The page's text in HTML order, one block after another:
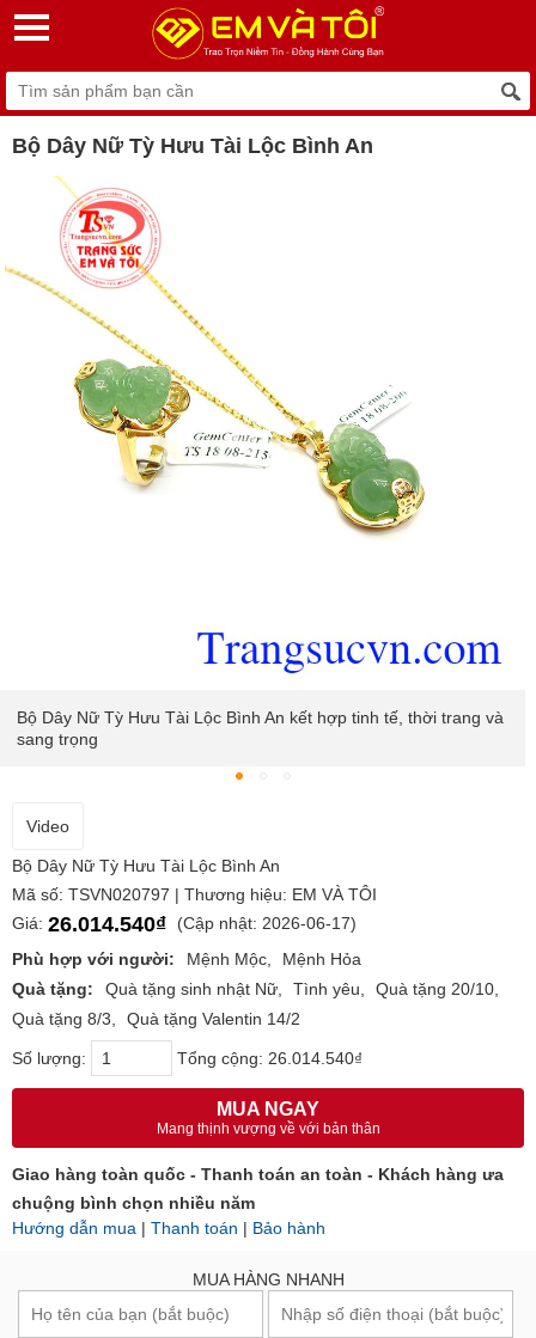
Bộ Dây Nữ Tỳ Hưu Tài Lộc Bình An
Bộ Dây Nữ Tỳ Hưu Tài Lộc Bình An kết hợp tinh tế, thời trang và
sang trọng
Video
Bộ Dây Nữ Tỳ Hưu Tài Lộc Bình An
Mã số: TSVN020797 | Thương hiệu: EM VÀ TÔI
Giá: 26.014.540₫
(Cập nhật: 2026-06-17)
Phù hợp với người:
Mệnh Mộc
Mệnh Hỏa
Quà tặng:
Quà tặng sinh nhật Nữ Tình yêu
Quà tặng 20/10
Quà tặng 8/3
Quà tặng Valentin 14/2
Số lượng: Tổng cộng: 26.014.540₫
MUA NGAY
Mang thịnh vượng về với bản thân
Giao hàng toàn quốc - Thanh toán an toàn - Khách hàng ưa
chuộng bình chọn nhiều năm
Hướng dẫn mua | Thanh toán | Bảo hành
MUA HÀNG NHANH